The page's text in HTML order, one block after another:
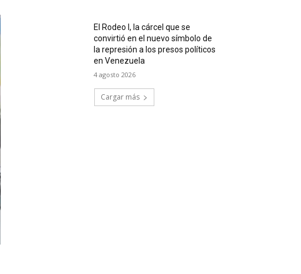
El Rodeo I, la cárcel que se
convirtió en el nuevo símbolo de
la represión a los presos políticos
en Venezuela
4 agosto 2026
Cargar más